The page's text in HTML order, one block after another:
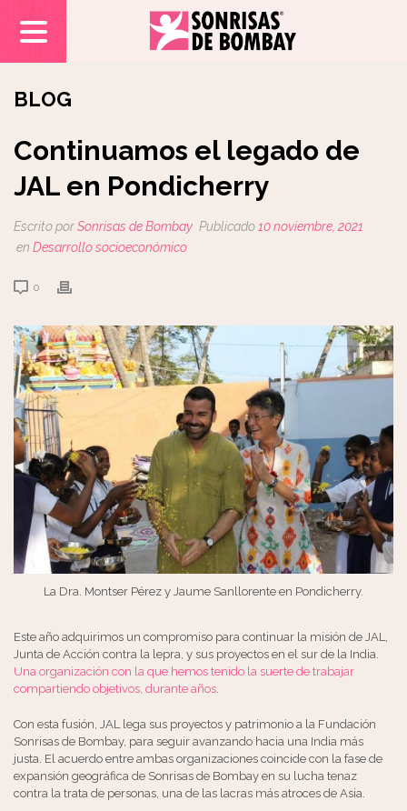
BLOG
Continuamos el legado de
JAL en Pondicherry
Escrito porSonrisas de Bombay Publicado 10 noviembre, 2021
en Desarrollo socioeconómico
0
La Dra. Montser Pérez y Jaume Sanllorente en Pondicherry.
Este año adquirimos un compromiso para continuar la misión de JAL,
Junta de Acción contra la lepra, y sus proyectos en el sur de la India.
Una organización con la que hemos tenido la suerte de trabajar
compartiendo objetivos, durante años
Con esta fusión, JAL lega sus proyectos y patrimonio a la Fundación
Sonrisas de Bombay, para seguir avanzando hacia una India más
justa. El acuerdo entre ambas organizaciones coincide con la fase de
expansión geográfica de Sonrisas de Bombay en su lucha tenaz
contra la trata de personas, una de las lacras más atroces de Asia.